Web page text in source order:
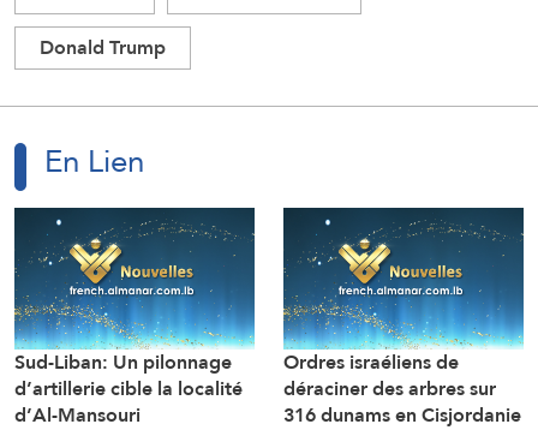
Donald Trump
En Lien
Sud-Liban: Un pilonnage
d’artillerie cible la localité
d’Al-Mansouri
Ordres israéliens de
déraciner des arbres sur
316 dunams en Cisjordanie